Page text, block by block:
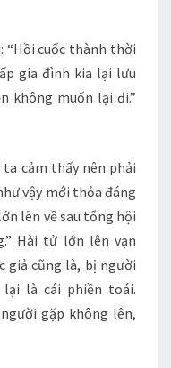
“Hồi cuốc thành thời
gia đình kia lại lưu
không muốn lại đi.”
ta cảm thấy nên phải
vậy mới thỏa đáng
lên về sau tổng hội
Hài tử lớn lên vạn
giả cũng là, bị người
là cái phiền toái.
gặp không lên,